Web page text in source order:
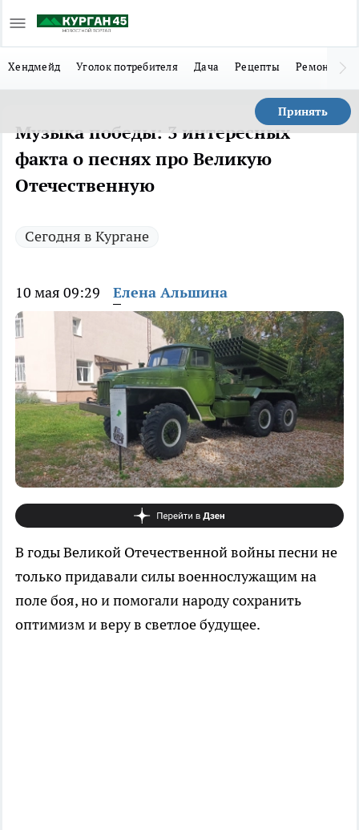
Хендмейд Уголок потребителя Дача Рецепты Ремонт
Принять
Музыка победы: 3 интересных
факта о песнях про Великую
Отечественную
Сегодня в Кургане
10 мая 09:29 Елена Альшина
В годы Великой Отечественной войны песни не
только придавали силы военнослужащим на
поле боя, но и помогали народу сохранить
оптимизм и веру в светлое будущее.